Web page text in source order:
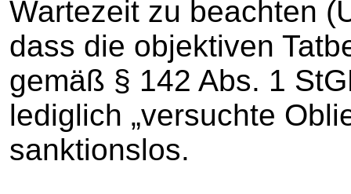
Wartezeit zu beachten
dass die objektiven
gemäß § 142 Abs. 1
lediglich „versuchte
sanktionslos.